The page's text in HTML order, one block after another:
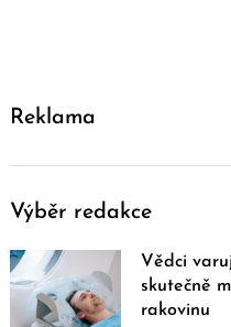
Reklama
Výběr redakce
Vědci
skutečně
rakovinu